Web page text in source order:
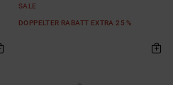
SALE
DOPPELTER RABATT EXTRA 25 %